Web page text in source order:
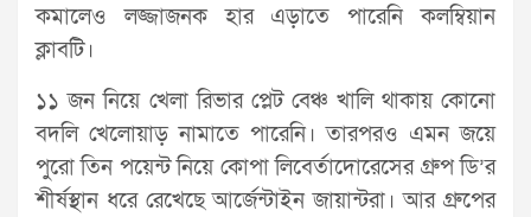
কমালেও লজ্জাজনক হার এড়াতে পারেনি কলম্বিয়ান
ক্লাবটি।
১১ জন নিয়ে খেলা রিভার প্লেট বেঞ্চ খালি থাকায় কোনো
বদলি খেলোয়াড় নামাতে পারেনি। তারপরও এমন জয়ে
পুরো তিন পয়েন্ট নিয়ে কোপা লিবের্তাদোরেসের গ্রুপ ডি’র
শীর্ষস্থান ধরে রেখেছে আর্জেন্টাইন জায়ান্টরা। আর গ্রুপের